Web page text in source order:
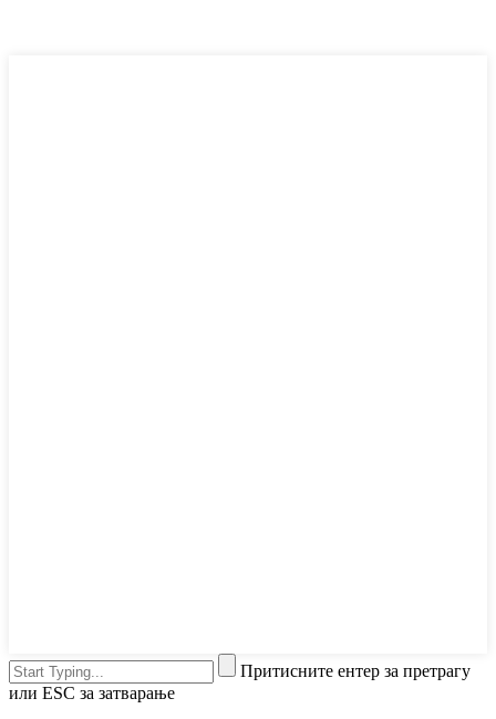
Притисните ентер за претрагу
или ESC за затварање